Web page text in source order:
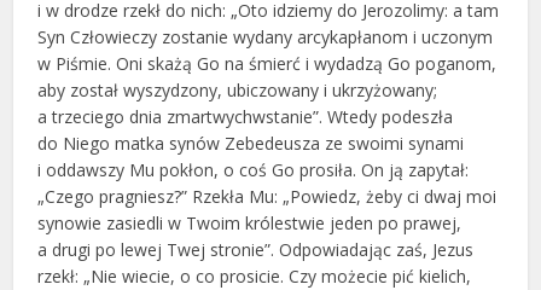
i w drodze rzekł do nich: „Oto idziemy do Jerozolimy: a tam
Syn Człowieczy zostanie wydany arcykapłanom i uczonym
w Piśmie. Oni skażą Go na śmierć i wydadzą Go poganom,
aby został wyszydzony, ubiczowany i ukrzyżowany;
a trzeciego dnia zmartwychwstanie”. Wtedy podeszła
do Niego matka synów Zebedeusza ze swoimi synami
i oddawszy Mu pokłon, o coś Go prosiła. On ją zapytał:
„Czego pragniesz?” Rzekła Mu: „Powiedz, żeby ci dwaj moi
synowie zasiedli w Twoim królestwie jeden po prawej,
a drugi po lewej Twej stronie”. Odpowiadając zaś, Jezus
rzekł: „Nie wiecie, o co prosicie. Czy możecie pić kielich,